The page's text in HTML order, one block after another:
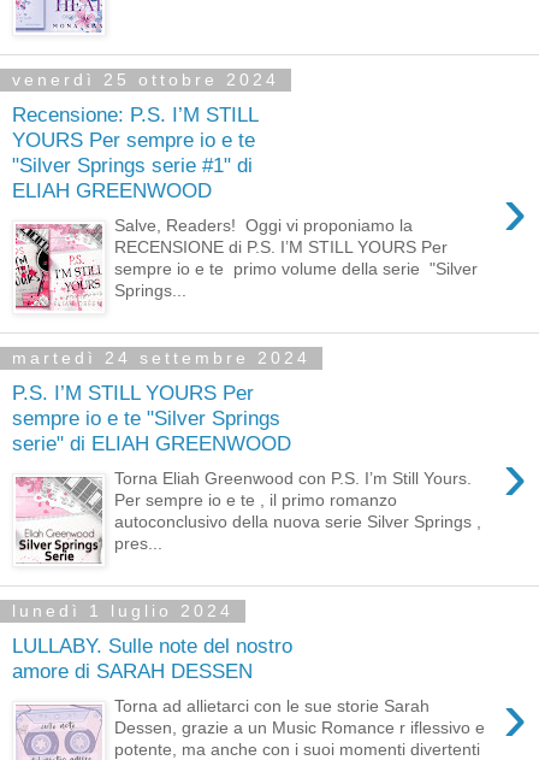
venerdì 25 ottobre 2024
Recensione: P.S. I’M STILL
YOURS Per sempre io e te
"Silver Springs serie #1" di
ELIAH GREENWOOD
›
Salve, Readers! Oggi vi proponiamo la
RECENSIONE di P.S. I’M STILL YOURS Per
sempre io e te primo volume della serie "Silver
Springs...
martedì 24 settembre 2024
P.S. I’M STILL YOURS Per
sempre io e te "Silver Springs
serie" di ELIAH GREENWOOD
›
Torna Eliah Greenwood con P.S. I’m Still Yours.
Per sempre io e te , il primo romanzo
autoconclusivo della nuova serie Silver Springs ,
pres...
lunedì 1 luglio 2024
LULLABY. Sulle note del nostro
amore di SARAH DESSEN
›
Torna ad allietarci con le sue storie Sarah
Dessen, grazie a un Music Romance r iflessivo e
potente, ma anche con i suoi momenti divertenti